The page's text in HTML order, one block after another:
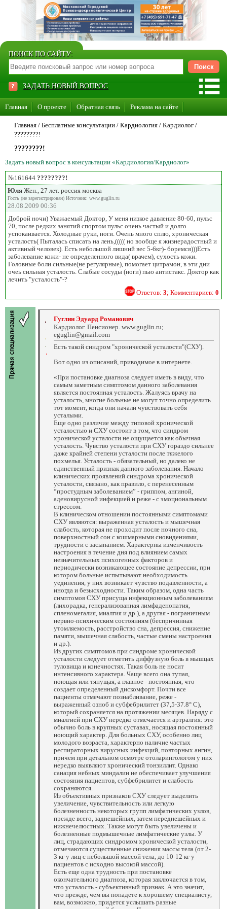
ПОИСК ПО САЙТУ:
ЗАДАТЬ НОВЫЙ ВОПРОС
Главная О проекте Обратная связь Реклама на сайте
Стать консультантом нашего сайта
Главная / Бесплатные консультации / Кардиология / Кардиолог /
????????!
????????!
Задать новый вопрос в консультации «Кардиология/Кардиолог»
№161644 ????????!
Юля Жен., 27 лет. россия москва
Гость (не зарегистрирован) Источник: www.guglin.ru
28.08.2009 00:36
Доброй ночи) Уважаемый Доктор, У меня низкое давление 80-60, пульс
70, после редких занятий спортом пульс очень частый и долго
успокаивается. Холодные руки, ноги. Очень много сплю, хроническая
усталость( Пыталась списать на лень,((((( но вообще я жизнерадостный и
активный человек). Есть небольшой лишний вес 5-6кг)- боремся)))Есть
заболевание кожи- не определенного вида( врачем), сухость кожи.
Головные боли сильные(не регулярные), помогает цитрамон, в эти дни
очеь сильная усталость. Слабые сосуды (ноги) пью антистакс. Доктор как
лечить "усталость"-?
Ответов: 3; Комментариев: 0
Гуглин Эдуард Романович
Кардиолог. Пенсионер. www.guglin.ru;
eguglin@gmail.com
Есть такой синдром "хронической усталости"(СХУ).
Вот одно из описаний, приводимое в интернете.
«При постановке диагноза следует иметь в виду, что
самым заметным симптомом данного заболевания
является постоянная усталость. Жалуясь врачу на
усталость, многие больные не могут точно определить
тот момент, когда они начали чувствовать себя
усталыми.
Еще одно различие между типовой хронической
усталостью и СХУ состоит в том, что синдром
хронической усталости не ощущается как обычная
усталость. Чувство усталости при СХУ гораздо сильнее
даже крайней степени усталости после тяжелого
похмелья. Усталость - обязательный, но далеко не
единственный признак данного заболевания. Начало
клинических проявлений синдрома хронической
усталости, связано, как правило, с перенесенным
“простудным заболеванием” - гриппом, ангиной,
аденовирусной инфекцией и реже - с эмоциональным
стрессом.
В клиническом отношении постоянными симптомами
СХУ являются: выраженная усталость и мышечная
слабость, которая не проходит после ночного сна,
поверхностный сон с кошмарными сновидениями,
трудности с засыпанием. Характерны изменчивость
настроения в течение дня под влиянием самых
незначительных психогенных факторов и
периодически возникающее состояние депрессии, при
котором больные испытывают необходимость
уединения, у них возникает чувство подавленности, а
иногда и безысходности. Таким образом, одна часть
симптомов СХУ присуща инфекционным заболеваниям
(лихорадка, генерализованная лимфаденопатия,
спленомегалия, миалгия и др.), а другая - пограничным
нервно-психическим состояниям (беспричинная
утомляемость, расстройство сна, депрессия, снижение
памяти, мышечная слабость, частые смены настроения
и др.).
Из других симптомов при синдроме хронической
усталости следует отметить диффузную боль в мышцах
туловища и конечностях. Такая боль не носит
интенсивного характера. Чаще всего она тупая,
ноющая или тянущая, а главное - постоянная, что
создает определенный дискомфорт. Почти все
пациенты отмечают познабливание, реже -
выраженный озноб и субфебрилитет (37,5-37.8° С),
который сохраняется на протяжении месяцев. Наряду с
миалгией при СХУ нередко отмечается и артралгия: это
обычно боль в крупных суставах, носящая постоянный
ноющий характер. Для больных СХУ, особенно лиц
молодого возраста, характерно наличие частых
респираторных вирусных инфекций, повторных ангин,
причем при детальном осмотре отоларингологом у них
нередко выявляют хронический тонзиллит. Однако
санация небных миндалин не обеспечивает улучшения
состояния пациентов, субфебрилитет и слабость
сохраняются.
Из объективных признаков СХУ следует выделить
увеличение, чувствительность или легкую
болезненность некоторых групп лимфатических узлов,
прежде всего, заднешейных, затем переднешейных и
нижнечелюстных. Также могут быть увеличены и
болезненные подмышечные лимфатические узлы. У
лиц, страдающих синдромом хронической усталости,
отмечаются существенные снижения массы тела (от 2-
3 кг у лиц с небольшой массой тела, до 10-12 кг у
пациентов с исходно высокой массой).
Есть еще одна трудность при постановке
окончательного диагноза, которая заключается в том,
что усталость - субъективный признак. А это значит,
что прежде, чем вы попадете к хорошему специалисту,
вам, возможно, придется услышать разные